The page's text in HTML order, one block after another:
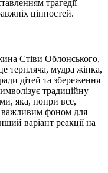
трагедії
цінностей.
Стіви Облонського,
терпляча, мудра жінка,
дітей та збереження
традиційну
яка, попри все,
важливим фоном для
варіант реакції на